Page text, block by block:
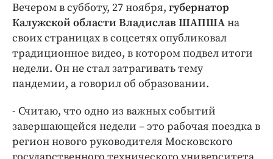
Вечером в субботу, 27 ноября, губернатор
Калужской области Владислав ШАПШАна
своих страницах в соцсетях опубликовал
традиционное видео, в котором подвел итоги
недели. Он не стал затрагивать тему
пандемии, а говорил об образовании.
- Считаю, что одно из важных событий
завершающейся недели – это рабочая поездка в
регион нового руководителя Московского